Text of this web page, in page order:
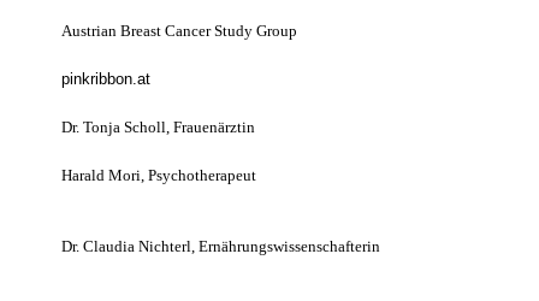
Austrian Breast Cancer Study Group
pinkribbon.at
Dr. Tonja Scholl, Frauenärztin
Harald Mori, Psychotherapeut
Dr. Claudia Nichterl, Ernährungswissenschafterin